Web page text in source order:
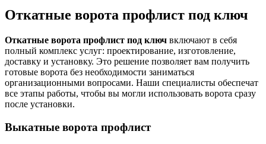
Откатные ворота профлист под ключ
Откатные ворота профлист под ключ включают в себя
полный комплекс услуг: проектирование, изготовление,
доставку и установку. Это решение позволяет вам получить
готовые ворота без необходимости заниматься
организационными вопросами. Наши специалисты обеспечат
все этапы работы, чтобы вы могли использовать ворота сразу
после установки.
Выкатные ворота профлист